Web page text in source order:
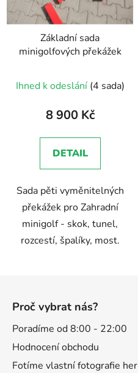
Základní sada
minigolfových překážek
Ihned k odeslání (4 sada)
8 900 Kč
DETAIL
Sada pěti vyměnitelných
překážek pro Zahradní
minigolf - skok, tunel,
rozcestí, špalíky, most.
Proč vybrat nás?
Poradíme od 8:00 - 22:00
Hodnocení obchodu
Fotíme vlastní fotografie her